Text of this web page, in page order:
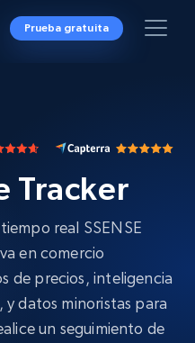
Prueba gratuita
Tracker
real SSENSE
en comercio
de precios, inteligencia
datos minoristas para
un seguimiento de